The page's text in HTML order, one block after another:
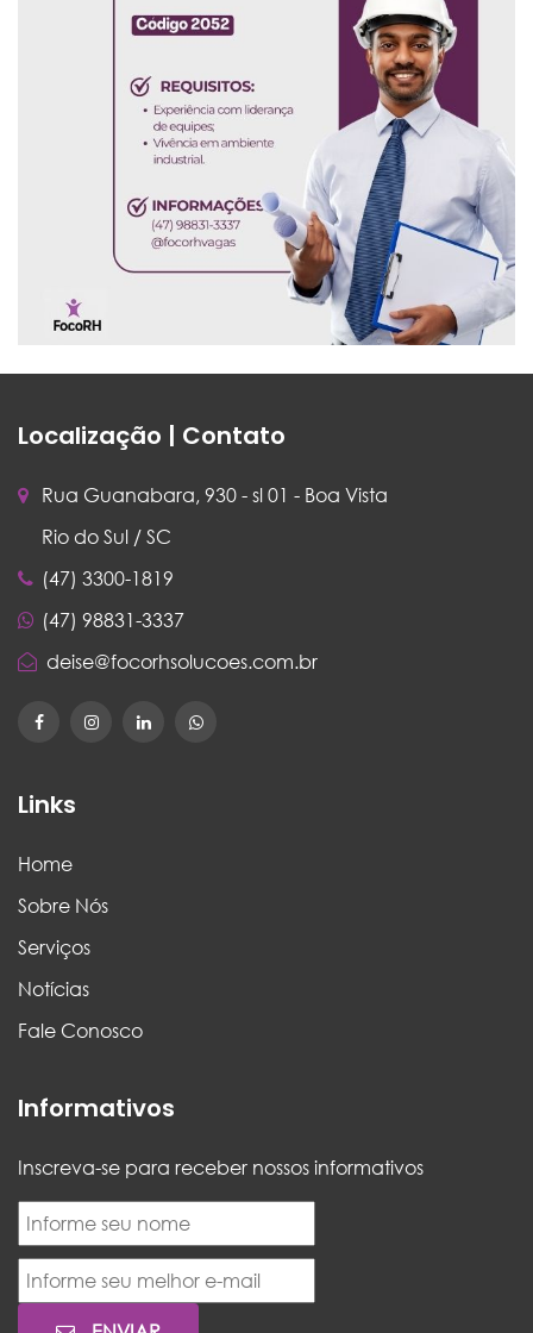
Localização | Contato
Rua Guanabara, 930 - sl 01 - Boa Vista
Rio do Sul / SC
(47) 3300-1819
(47) 98831-3337
deise@focorhsolucoes.com.br
Informativos
Inscreva-se para receber nossos informativos
Links
Home
Sobre Nós
Serviços
Notícias
Fale Conosco